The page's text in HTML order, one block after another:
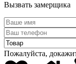
Вызвать замерщика
Пожалуйста,